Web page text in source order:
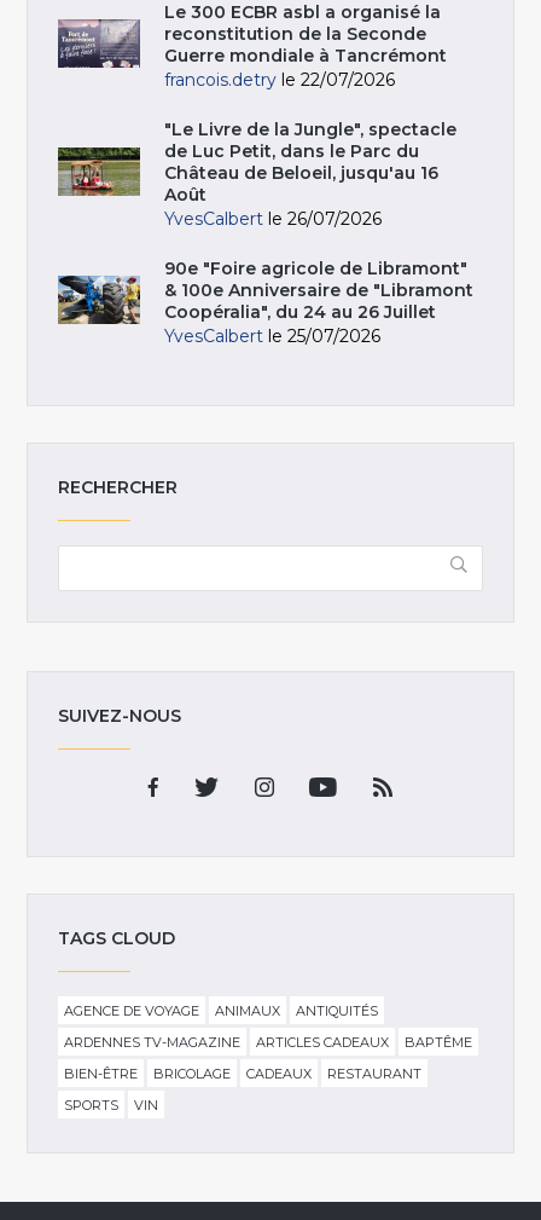
Le 300 ECBR asbl a organisé la
reconstitution de la Seconde
Guerre mondiale à Tancrémont
francois.detry le 22/07/2026
"Le Livre de la Jungle", spectacle
de Luc Petit, dans le Parc du
Château de Beloeil, jusqu'au 16
Août
YvesCalbert le 26/07/2026
90e "Foire agricole de Libramont"
& 100e Anniversaire de "Libramont
Coopéralia", du 24 au 26 Juillet
YvesCalbert le 25/07/2026
RECHERCHER
SUIVEZ-NOUS
TAGS CLOUD
AGENCE DE VOYAGE ANIMAUX
ANTIQUITÉS
ARDENNES TV-MAGAZINE
ARTICLES CADEAUX
BAPTÊME
BIEN-ÊTRE
BRICOLAGE CADEAUX
RESTAURANT
SPORTS
VIN